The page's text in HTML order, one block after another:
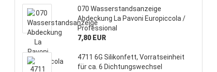
070 Wasserstandsanzeige
Abdeckung La Pavoni Europiccola /
Professional
7,80 EUR
4711 6G Silikonfett, Vorratseinheit
für ca. 6 Dichtungswechsel